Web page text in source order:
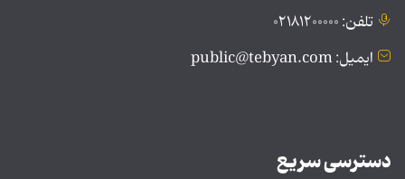
تلفن: ۰۲۱۸۱۲۰۰۰۰۰
ایمیل: public@tebyan.com
دسترسی سریع